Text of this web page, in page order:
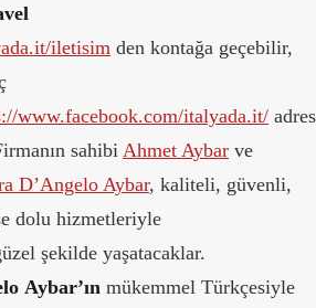
iletisim den kontağa geçebilir,
www.facebook.com/italyada.it/
sahibi Ahmet Aybar ve
D’Angelo Aybar, kaliteli, güvenli,
dolu hizmetleriyle
şekilde yaşatacaklar.
Aybar’ın mükemmel Türkçesiyle